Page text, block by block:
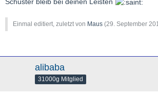
Einmal editiert, zuletzt von Maus (29. September
alibaba
31000g Mitglied